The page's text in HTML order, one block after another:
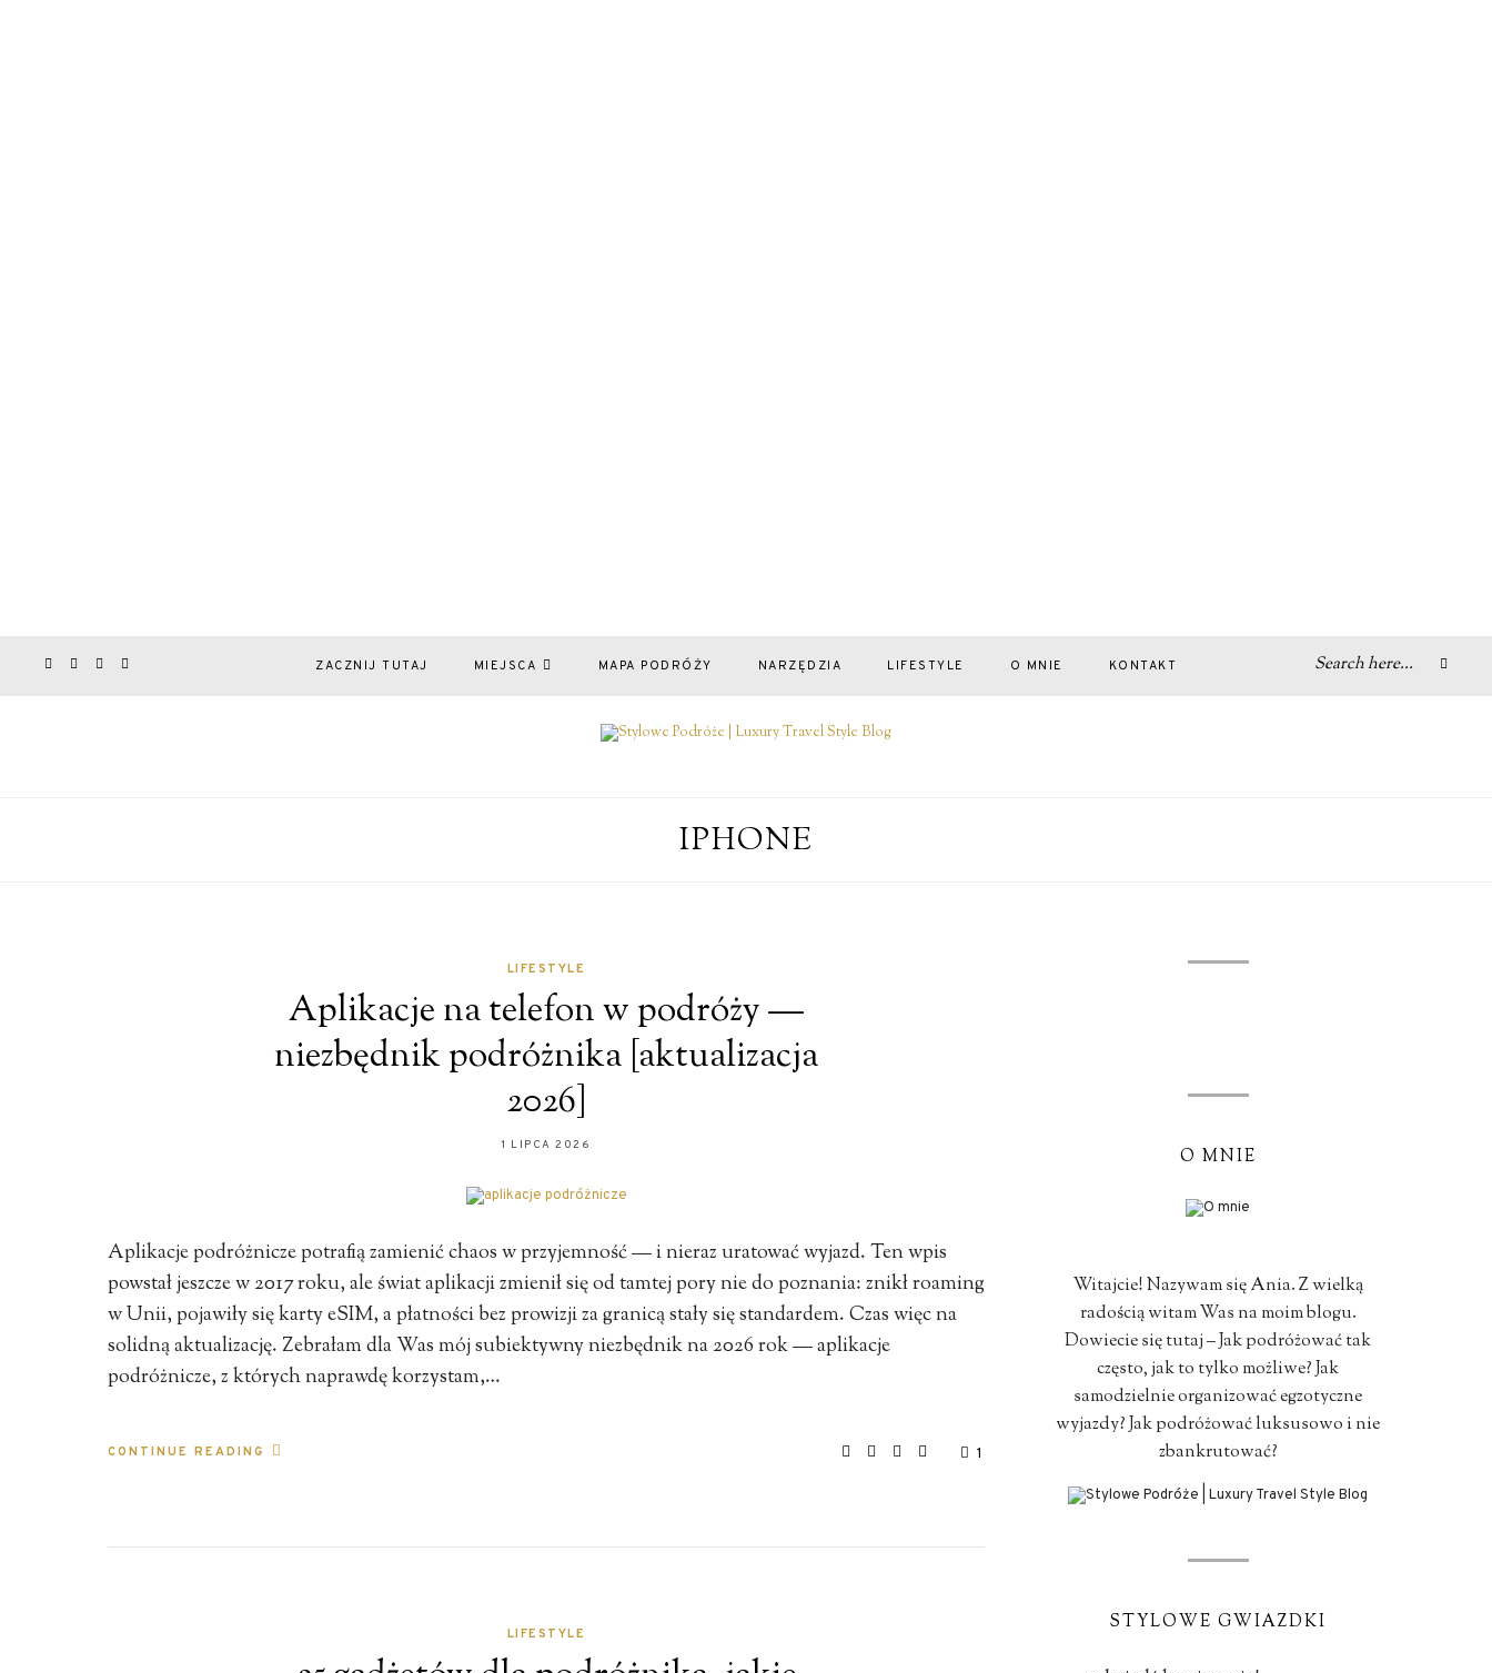
ZACZNIJ TUTAJ MIEJSCA MAPA PODRÓŻY NARZĘDZIA LIFESTYLE O MNIE KONTAKT
IPHONE
LIFESTYLE
Aplikacje na telefon w podróży —
niezbędnik podróżnika [aktualizacja
2026]
1 LIPCA 2026
Aplikacje podróżnicze potrafią zamienić chaos w przyjemność — i nieraz uratować wyjazd. Ten wpis
powstał jeszcze w 2017 roku, ale świat aplikacji zmienił się od tamtej pory nie do poznania: znikł roaming
w Unii, pojawiły się karty eSIM, a płatności bez prowizji za granicą stały się standardem. Czas więc na
solidną aktualizację. Zebrałam dla Was mój subiektywny niezbędnik na 2026 rok — aplikacje
podróżnicze, z których naprawdę korzystam,…
CONTINUE READING 1
LIFESTYLE
O MNIE
Witajcie! Nazywam się Ania. Z wielką
radością witam Was na moim blogu.
Dowiecie się tutaj – Jak podróżować tak
często, jak to tylko możliwe? Jak
samodzielnie organizować egzotyczne
wyjazdy? Jak podróżować luksusowo i nie
zbankrutować?
STYLOWE GWIAZDKI